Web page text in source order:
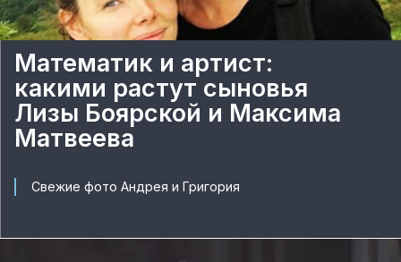
Математик и артист:
какими растут сыновья
Лизы Боярской и Максима
Матвеева
Свежие фото Андрея и Григория